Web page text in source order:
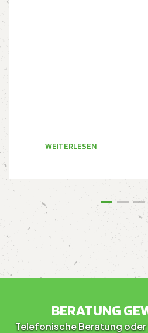
WEITERLESEN
BERATUNG
Telefonische Beratung oder